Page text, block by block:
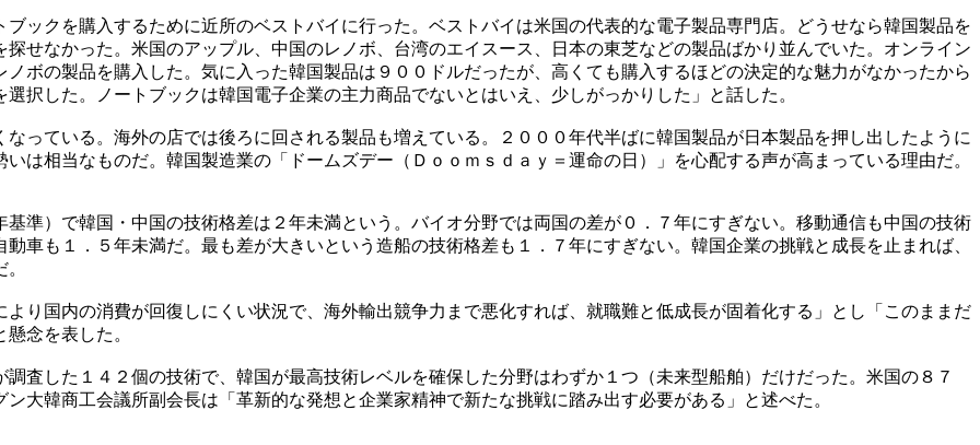
ックを購入するために近所のベストバイに行った。ベストバイは米国の代表的な電子製品専門店。どうせなら韓国製品を
せなかった。米国のアップル、中国のレノボ、台湾のエイスース、日本の東芝などの製品ばかり並んでいた。オンライン
ボの製品を購入した。気に入った韓国製品は９００ドルだったが、高くても購入するほどの決定的な魅力がなかったから
択した。ノートブックは韓国電子企業の主力商品でないとはいえ、少しがっかりした」と話した。
っている。海外の店では後ろに回される製品も増えている。２０００年代半ばに韓国製品が日本製品を押し出したように
は相当なものだ。韓国製造業の「ドームズデー（Ｄｏｏｍｓｄａｙ＝運命の日）」を心配する声が高まっている理由だ。
準）で韓国・中国の技術格差は２年未満という。バイオ分野では両国の差が０．７年にすぎない。移動通信も中国の技術
車も１．５年未満だ。最も差が大きいという造船の技術格差も１．７年にすぎない。韓国企業の挑戦と成長を止まれば、
り国内の消費が回復しにくい状況で、海外輸出競争力まで悪化すれば、就職難と低成長が固着化する」とし「このままだ
念を表した。
査した１４２個の技術で、韓国が最高技術レベルを確保した分野はわずか１つ（未来型船舶）だけだった。米国の８７
大韓商工会議所副会長は「革新的な発想と企業家精神で新たな挑戦に踏み出す必要がある」と述べた。